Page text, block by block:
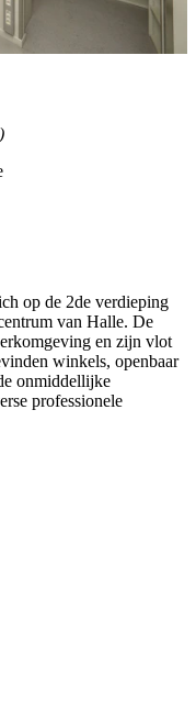
op de 2de verdieping
van Halle. De
en zijn vlot
winkels, openbaar
onmiddellijke
professionele